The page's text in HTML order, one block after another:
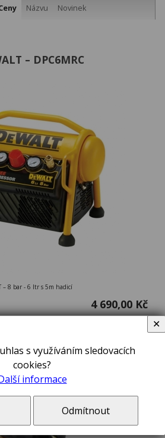
Názvu Novinek
– DPC6MRC
– 8 bar - 6 ltr s 5m hadicí
4 690,00 Kč
s využíváním sledovacích
cookies?
informace
Odmítnout
✕